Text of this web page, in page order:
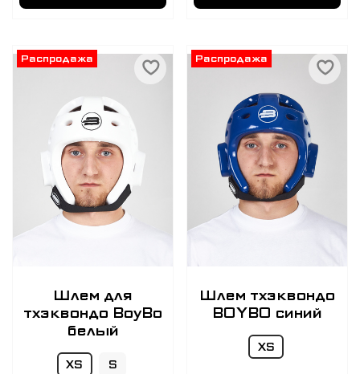
Распродажа
Шлем для
тхэквондо BoyBo
белый
XS S
Распродажа
Шлем тхэквондо
BOYBO синий
XS